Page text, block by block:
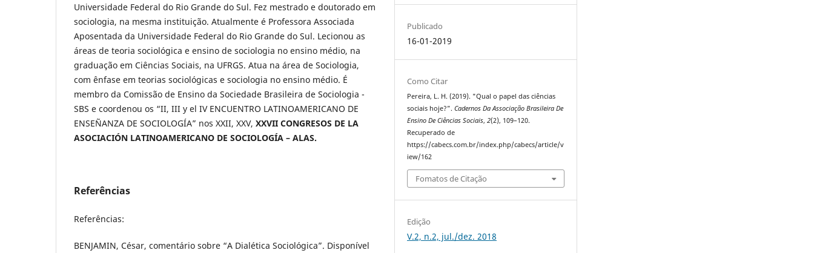
Universidade Federal do Rio Grande do Sul. Fez mestrado e doutorado em
sociologia, na mesma instituição. Atualmente é Professora Associada
Aposentada da Universidade Federal do Rio Grande do Sul. Lecionou as
áreas de teoria sociológica e ensino de sociologia no ensino médio, na
graduação em Ciências Sociais, na UFRGS. Atua na área de Sociologia,
com ênfase em teorias sociológicas e sociologia no ensino médio. É
membro da Comissão de Ensino da Sociedade Brasileira de Sociologia -
SBS e coordenou os “II, III y el IV ENCUENTRO LATINOAMERICANO DE
ENSEÑANZA DE SOCIOLOGÍA” nos XXII, XXV, XXVII CONGRESOS DE LA
ASOCIACIÓN LATINOAMERICANO DE SOCIOLOGÍA – ALAS.
Referências
Referências:
BENJAMIN, César, comentário sobre “A Dialética Sociológica”. Disponível
Publicado
16-01-2019
Como Citar
Pereira, L. H. (2019). "Qual o papel das ciências
sociais hoje?”.Cadernos Da Associação Brasileira De
Ensino De Ciências Sociais,2(2), 109–120.
Recuperado de
https://cabecs.com.br/index.php/cabecs/article/v
iew/162
Fomatos de Citação
Edição
V.2, n.2, jul./dez. 2018